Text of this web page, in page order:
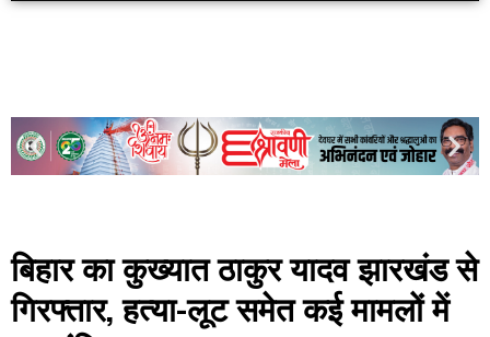
बिहार का कुख्यात ठाकुर यादव झारखंड से
गिरफ्तार, हत्या-लूट समेत कई मामलों में